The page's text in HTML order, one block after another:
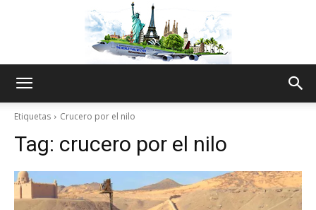
Etiquetas Crucero por el nilo
Tag: crucero por el nilo